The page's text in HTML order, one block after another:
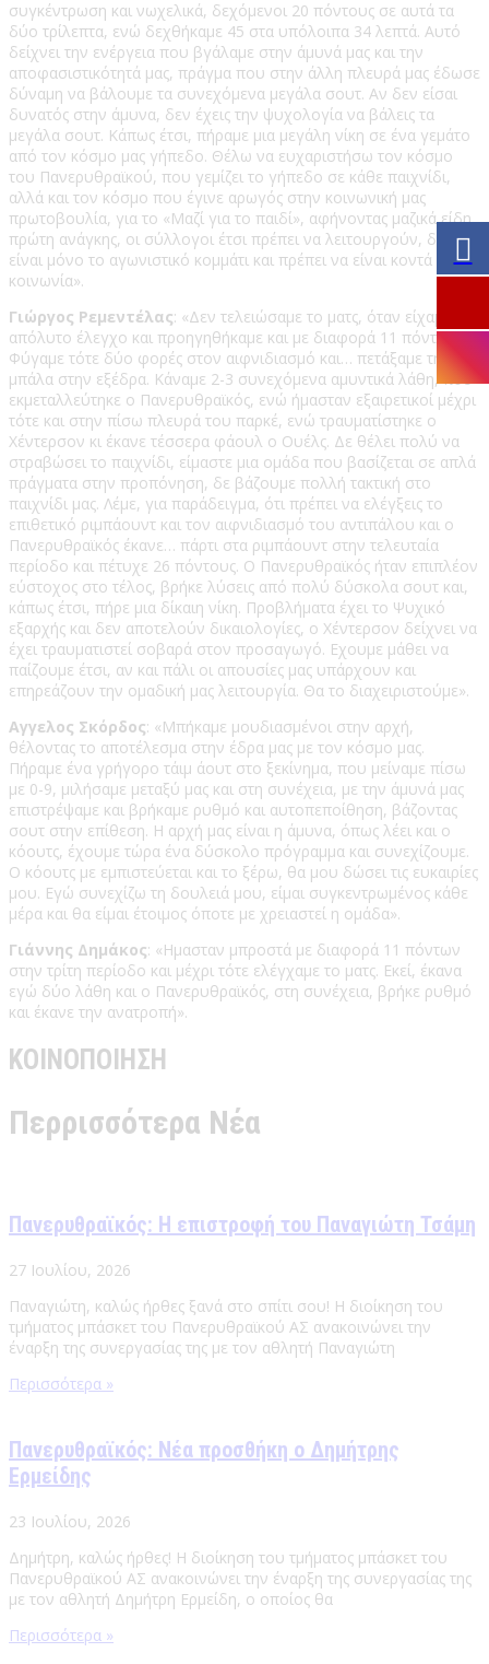
συγκέντρωση και νωχελικά, δεχόμενοι 20 πόντους σε αυτά τα
δύο τρίλεπτα, ενώ δεχθήκαμε 45 στα υπόλοιπα 34 λεπτά. Αυτό
δείχνει την ενέργεια που βγάλαμε στην άμυνά μας και την
αποφασιστικότητά μας, πράγμα που στην άλλη πλευρά μας έδωσε
δύναμη να βάλουμε τα συνεχόμενα μεγάλα σουτ. Αν δεν είσαι
δυνατός στην άμυνα, δεν έχεις την ψυχολογία να βάλεις τα
μεγάλα σουτ. Κάπως έτσι, πήραμε μια μεγάλη νίκη σε ένα γεμάτο
από τον κόσμο μας γήπεδο. Θέλω να ευχαριστήσω τον κόσμο
του Πανερυθραϊκού, που γεμίζει το γήπεδο σε κάθε παιχνίδι,
αλλά και τον κόσμο που έγινε αρωγός στην κοινωνική μας
πρωτοβουλία, για το «Μαζί για το παιδί», αφήνοντας μαζικά είδη
πρώτη ανάγκης, οι σύλλογοι έτσι πρέπει να λειτουργούν, δεν
είναι μόνο το αγωνιστικό κομμάτι και πρέπει να είναι κοντά στην
κοινωνία».
Γιώργος Ρεμεντέλας: «Δεν τελειώσαμε το ματς, όταν είχαμε τον
απόλυτο έλεγχο και προηγηθήκαμε και με διαφορά 11 πόντων.
Φύγαμε τότε δύο φορές στον αιφνιδιασμό και… πετάξαμε την
μπάλα στην εξέδρα. Κάναμε 2-3 συνεχόμενα αμυντικά λάθη, που
εκμεταλλεύτηκε ο Πανερυθραϊκός, ενώ ήμασταν εξαιρετικοί μέχρι
τότε και στην πίσω πλευρά του παρκέ, ενώ τραυματίστηκε ο
Χέντερσον κι έκανε τέσσερα φάουλ ο Ουέλς. Δε θέλει πολύ να
στραβώσει το παιχνίδι, είμαστε μια ομάδα που βασίζεται σε απλά
πράγματα στην προπόνηση, δε βάζουμε πολλή τακτική στο
παιχνίδι μας. Λέμε, για παράδειγμα, ότι πρέπει να ελέγξεις το
επιθετικό ριμπάουντ και τον αιφνιδιασμό του αντιπάλου και ο
Πανερυθραϊκός έκανε… πάρτι στα ριμπάουντ στην τελευταία
περίοδο και πέτυχε 26 πόντους. Ο Πανερυθραϊκός ήταν επιπλέον
εύστοχος στο τέλος, βρήκε λύσεις από πολύ δύσκολα σουτ και,
κάπως έτσι, πήρε μια δίκαιη νίκη. Προβλήματα έχει το Ψυχικό
εξαρχής και δεν αποτελούν δικαιολογίες, ο Χέντερσον δείχνει να
έχει τραυματιστεί σοβαρά στον προσαγωγό. Εχουμε μάθει να
παίζουμε έτσι, αν και πάλι οι απουσίες μας υπάρχουν και
επηρεάζουν την ομαδική μας λειτουργία. Θα το διαχειριστούμε».
Αγγελος Σκόρδος: «Μπήκαμε μουδιασμένοι στην αρχή,
θέλοντας το αποτέλεσμα στην έδρα μας με τον κόσμο μας.
Πήραμε ένα γρήγορο τάιμ άουτ στο ξεκίνημα, που μείναμε πίσω
με 0-9, μιλήσαμε μεταξύ μας και στη συνέχεια, με την άμυνά μας
επιστρέψαμε και βρήκαμε ρυθμό και αυτοπεποίθηση, βάζοντας
σουτ στην επίθεση. Η αρχή μας είναι η άμυνα, όπως λέει και ο
κόουτς, έχουμε τώρα ένα δύσκολο πρόγραμμα και συνεχίζουμε.
Ο κόουτς με εμπιστεύεται και το ξέρω, θα μου δώσει τις ευκαιρίες
μου. Εγώ συνεχίζω τη δουλειά μου, είμαι συγκεντρωμένος κάθε
μέρα και θα είμαι έτοιμος όποτε με χρειαστεί η ομάδα».
Γιάννης Δημάκος: «Ημασταν μπροστά με διαφορά 11 πόντων
στην τρίτη περίοδο και μέχρι τότε ελέγχαμε το ματς. Εκεί, έκανα
εγώ δύο λάθη και ο Πανερυθραϊκός, στη συνέχεια, βρήκε ρυθμό
και έκανε την ανατροπή».
ΚΟΙΝΟΠΟΙΗΣΗ
Περρισσότερα Νέα
Πανερυθραϊκός: Η επιστροφή του Παναγιώτη Τσάμη
27 Ιουλίου, 2026
Παναγιώτη, καλώς ήρθες ξανά στο σπίτι σου! Η διοίκηση του
τμήματος μπάσκετ του Πανερυθραϊκού ΑΣ ανακοινώνει την
έναρξη της συνεργασίας της με τον αθλητή Παναγιώτη
Περισσότερα »
Πανερυθραϊκός: Νέα προσθήκη ο Δημήτρης
Ερμείδης
23 Ιουλίου, 2026
Δημήτρη, καλώς ήρθες! Η διοίκηση του τμήματος μπάσκετ του
Πανερυθραϊκού ΑΣ ανακοινώνει την έναρξη της συνεργασίας της
με τον αθλητή Δημήτρη Ερμείδη, ο οποίος θα
Περισσότερα »